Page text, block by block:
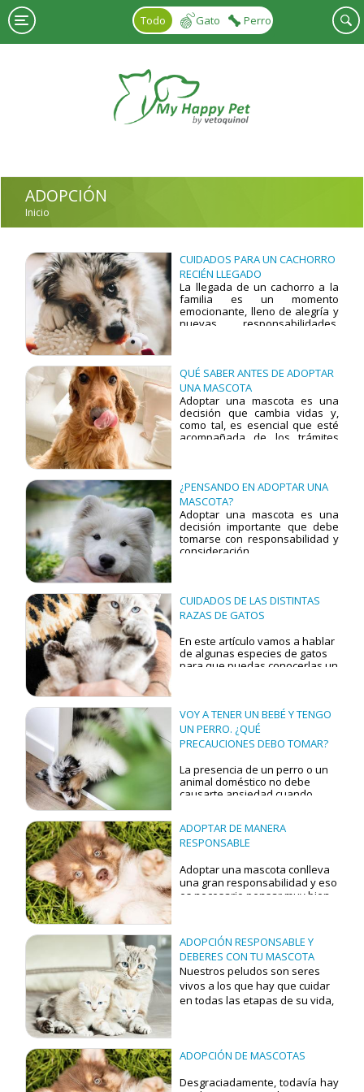
Pasar al contenido principal
Todo
Gato Perro
ADOPCIÓN
USTED ESTÁ AQUÍ
Inicio
CUIDADOS PARA UN CACHORRO
RECIÉN LLEGADO
La llegada de un cachorro a la
familia es un momento
emocionante, lleno de alegría y
nuevas responsabilidades.
desarrollarse de manera
saludable y sentirse seguro. A
continuación, destacamos los
principales consejos para
garantizar una transición
tranquila y una convivencia
QUÉ SABER ANTES DE ADOPTAR
UNA MASCOTA
Adoptar una mascota es una
decisión que cambia vidas y,
como tal, es esencial que esté
acompañada de los trámites
se trata solo de brindarle un
hogar a un ser que lo necesita,
sino también de cumplir con la
normativa y asegurar que
todos los documentos estén en
regla. Aquí, te explicamos lo
¿PENSANDO EN ADOPTAR UNA
MASCOTA?
Adoptar una mascota es una
decisión importante que debe
tomarse con responsabilidad y
consideración.
CUIDADOS DE LAS DISTINTAS
RAZAS DE GATOS
En este artículo vamos a hablar
de algunas especies de gatos
para que puedas conocerlas un
final de un duro día y escuchar
el ronroneo de una cariñosa
bolita de pelo.
Si estás pensando en adoptar
un gato, pero no sabes cómo
elegir, aquí tienes el ejemplo de
las tres especies de gatos más
VOY A TENER UN BEBÉ Y TENGO
UN PERRO. ¿QUÉ
PRECAUCIONES DEBO TOMAR?
La presencia de un perro o un
animal doméstico no debe
causarte ansiedad cuando
convivencia entre ambos, o que
sin querer, puedas dejar
ante las necesidades
inmediatas de tu hijo.
ADOPTAR DE MANERA
RESPONSABLE
Adoptar una mascota conlleva
una gran responsabilidad yeso
es necesario pensar muy bien
Hoy compartimos contigo
algunas preguntas que debes
hacerte para tomar esta
decisión de una forma
meditada:
ADOPCIÓN RESPONSABLE Y
DEBERES CON TU MASCOTA
Nuestros peludos son seres
vivos a los que hay que cuidar
en todas las etapas de su vida,
momento de adoptar es crear
para que haya confianza entre
ADOPCIÓN DE MASCOTAS
Desgraciadamente, todavía hay